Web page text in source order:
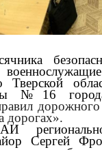
Тверской
№16
дорогах».
Сергей